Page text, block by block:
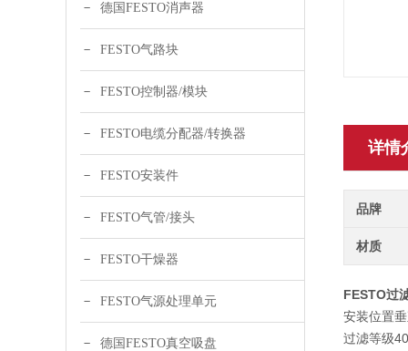
德国FESTO消声器
FESTO气路块
FESTO控制器/模块
FESTO电缆分配器/转换器
FESTO安装件
FESTO气管/接头
FESTO干燥器
FESTO气源处理单元
德国FESTO真空吸盘
详情
品牌
材质
FESTO过
安装位置
过滤等级